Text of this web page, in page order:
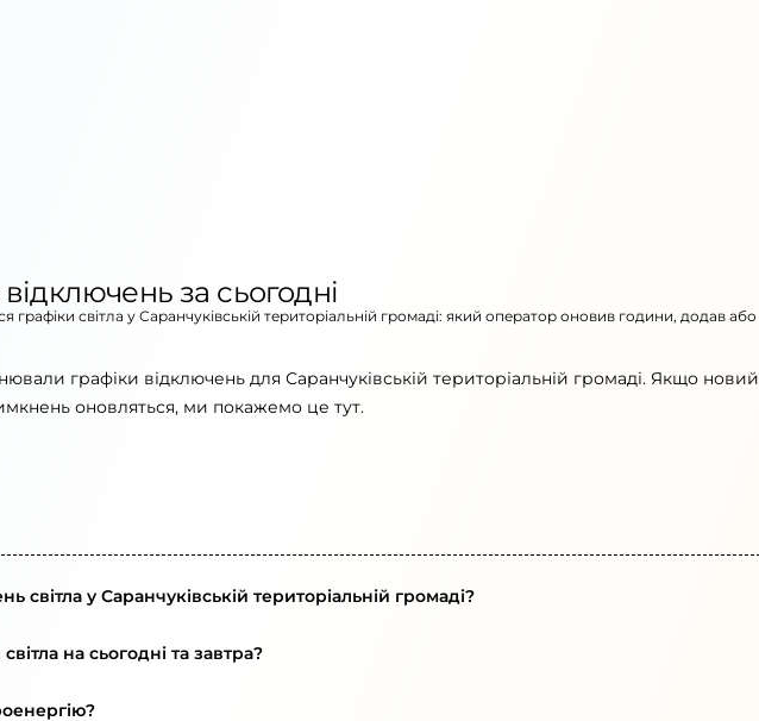
за сьогодні
графіки світла у Саранчуківській територіальній громаді: який оператор оновив години, додав або
графіки відключень для Саранчуківській територіальній громаді. Якщо новий
оновляться, ми покажемо це тут.
світла у Саранчуківській територіальній громаді?
на сьогодні та завтра?